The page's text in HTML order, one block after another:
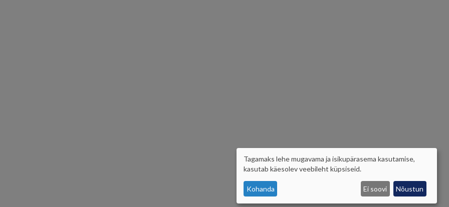
ISIKUANDMETE
JA
Tagamaks lehe mugavama ja isikupärasema kasutamise,
kasutab käesolev veebileht küpsiseid.
Kohanda Ei soovi Nõustun